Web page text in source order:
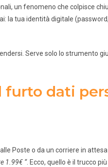
un fenomeno che colpisce
la tua identità digitale
Serve solo lo strumento
furto dati
Poste o da un corriere in
1.99€ “. Ecco, quello è il trucco